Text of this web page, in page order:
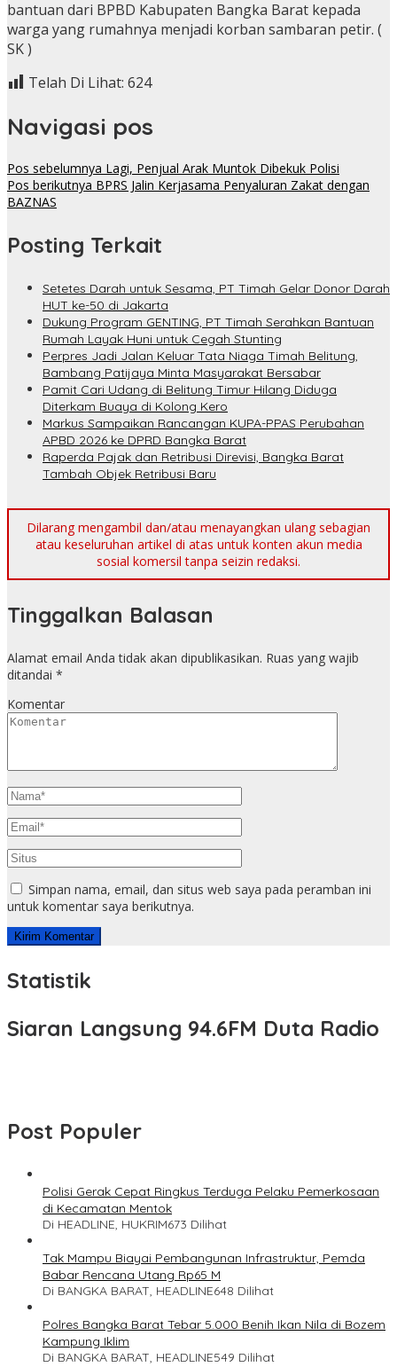
bantuan dari BPBD Kabupaten Bangka Barat kepada
warga yang rumahnya menjadi korban sambaran petir. (
SK )
Telah Di Lihat: 624
Navigasi pos
Pos sebelumnya Lagi, Penjual Arak Muntok Dibekuk Polisi
Pos berikutnya BPRS Jalin Kerjasama Penyaluran Zakat dengan
BAZNAS
Posting Terkait
Setetes Darah untuk Sesama, PT Timah Gelar Donor Darah
HUT ke-50 di Jakarta
Dukung Program GENTING, PT Timah Serahkan Bantuan
Rumah Layak Huni untuk Cegah Stunting
Perpres Jadi Jalan Keluar Tata Niaga Timah Belitung,
Bambang Patijaya Minta Masyarakat Bersabar
Pamit Cari Udang di Belitung Timur Hilang Diduga
Diterkam Buaya di Kolong Kero
Markus Sampaikan Rancangan KUPA-PPAS Perubahan
APBD 2026 ke DPRD Bangka Barat
Raperda Pajak dan Retribusi Direvisi, Bangka Barat
Tambah Objek Retribusi Baru
Dilarang mengambil dan/atau menayangkan ulang sebagian
atau keseluruhan artikel di atas untuk konten akun media
sosial komersil tanpa seizin redaksi.
Tinggalkan Balasan
Alamat email Anda tidak akan dipublikasikan. Ruas yang wajib
ditandai *
Komentar
Simpan nama, email, dan situs web saya pada peramban ini
untuk komentar saya berikutnya.
Statistik
Siaran Langsung 94.6FM Duta Radio
Post Populer
Polisi Gerak Cepat Ringkus Terduga Pelaku Pemerkosaan
di Kecamatan Mentok
Di HEADLINE, HUKRIM673 Dilihat
Tak Mampu Biayai Pembangunan Infrastruktur, Pemda
Babar Rencana Utang Rp65 M
Di BANGKA BARAT, HEADLINE648 Dilihat
Polres Bangka Barat Tebar 5.000 Benih Ikan Nila di Bozem
Kampung Iklim
Di BANGKA BARAT, HEADLINE549 Dilihat